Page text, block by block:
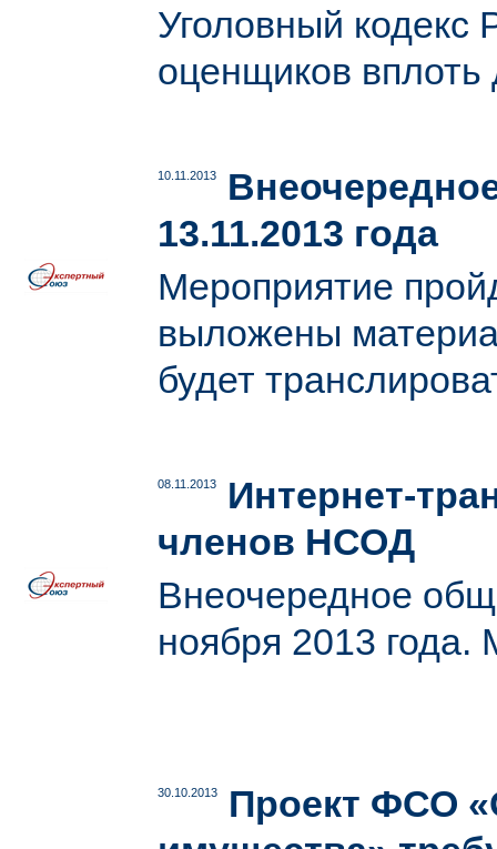
Уголовный кодекс
оценщиков
10.11.2013
13.11.2013 года
Мероприятие
выложены
будет
08.11.2013
Интернет-
членов НСОД
Внеочередное
ноября 2013
30.10.2013
Проект ФСО